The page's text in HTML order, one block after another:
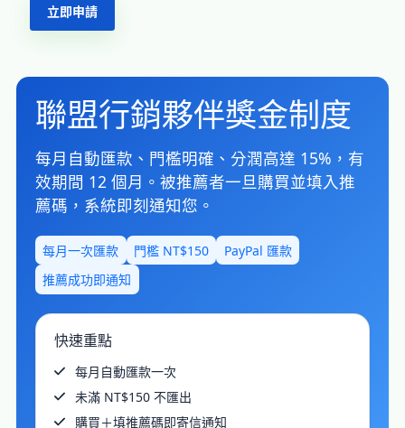
立即申請
聯盟行銷夥伴獎金制度
每月自動匯款、門檻明確、分潤高達 15% ，有
效期間 12 個月 。被推薦者一旦購買並填入推
薦碼，系統即刻通知您。
每月一次匯款 門檻 NT$150
PayPal 匯款
推薦成功即通知
快速重點
每月自動匯款一次
未滿 NT$150 不匯出
購買＋填推薦碼即寄信通知